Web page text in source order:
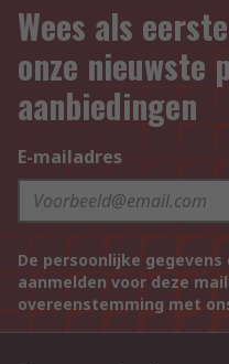
Wees als
onze nieuwste
aanbiedingen
E-mailadres
De persoonlijke
aanmelden voor deze
overeenstemming met